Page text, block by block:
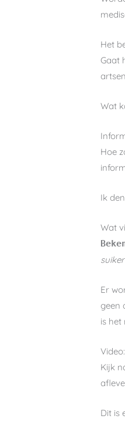
Het
Gaat
Wat
Hoe
Ik
Wat
Er
geen
is het
Kijk
Dit is